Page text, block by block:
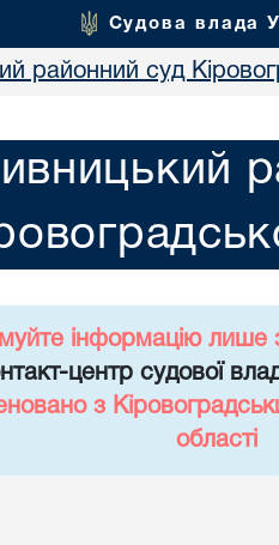
Судова влада
районний суд
інформацію лише
центр судової
з
області